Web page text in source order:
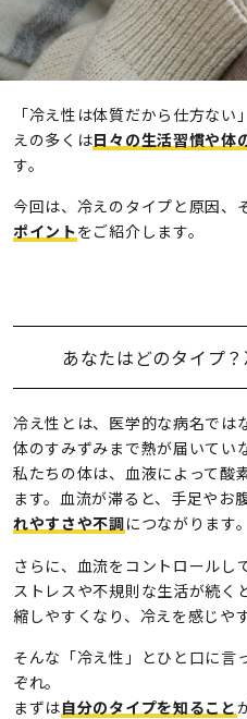
「冷え性は体質だから仕方な
えの多くは日々の生活習慣や体
す。
今回は、冷えのタイプと原因、
ポイントをご紹介します。
あなたはどのタイプ
冷え性とは、医学的な病名では
体のすみずみまで熱が届いてい
私たちの体は、血液によって酸
ます。血流が滞ると、手足やお
れやすさや不調につながります。
さらに、血流をコントロールし
ストレスや不規則な生活が続く
縮しやすくなり、冷えを感じや
そんな「冷え性」とひと口に言
ぞれ。
まずは自分のタイプを知ること